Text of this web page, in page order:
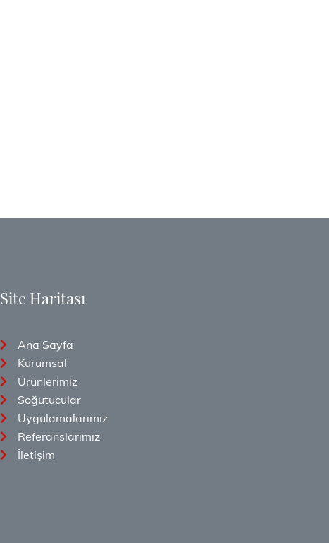
Site Haritası
Ana Sayfa
Kurumsal
Ürünlerimiz
Soğutucular
Uygulamalarımız
Referanslarımız
İletişim